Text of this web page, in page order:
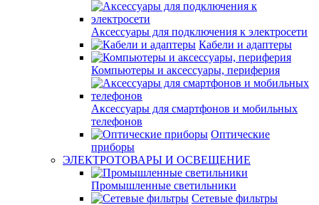
Аксессуары для подключения к электросети
Кабели и адаптеры
Компьютеры и аксессуары, периферия
Аксессуары для смартфонов и мобильных
телефонов
Оптические
приборы
ЭЛЕКТРОТОВАРЫ И ОСВЕЩЕНИЕ
Промышленные светильники
Сетевые фильтры